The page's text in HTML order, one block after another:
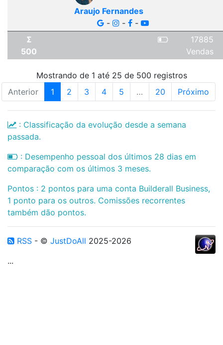
Araujo Fernandes
-
- -
Σ
500
17885
Vendas
Mostrando de 1 até 25 de 500 registros
Anterior
1 2 3 4 5 … 20 Próximo
: Classificação da evolução desde a semana
passada.
: Desempenho pessoal dos últimos 28 dias em
comparação com os últimos 3 meses.
Pontos : 2 pontos para uma conta Builderall Business,
1 ponto para os outros. Comissões recorrentes
também dão pontos.
RSS - © JustDoAll 2025-2026
...